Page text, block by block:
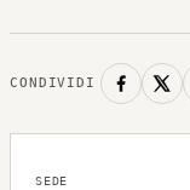
CONDIVIDI
SEDE